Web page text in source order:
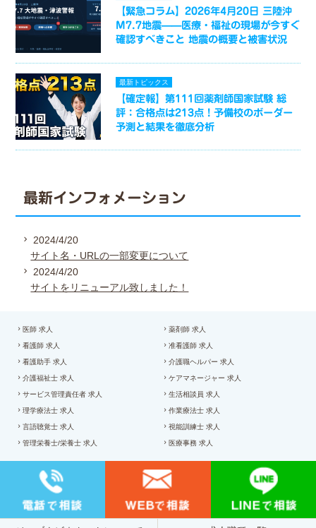
【緊急コラム】2026年4月20日 三陸沖
M7.7地震——医療・福祉の現場が今すぐ
確認すべきこと 地震の概要と被害状況
最新トピックス
【確定報】第111回薬剤師国家試験 総
評：合格点は213点！予備校のボーダー
予測と結果を徹底分析
最新インフォメーション
2024/4/20
サイト名・URLの一部変更について
2024/4/20
サイトをリニューアル致しました！
医師 求人 薬剤師 求人
看護師 求人 准看護師 求人
看護助手 求人 介護職ヘルパー 求人
介護福祉士 求人 ケアマネージャー 求人
サービス管理責任者 求人 生活相談員 求人
理学療法士 求人 作業療法士 求人
言語聴覚士 求人 視能訓練士 求人
管理栄養士/栄養士 求人 医療事務 求人